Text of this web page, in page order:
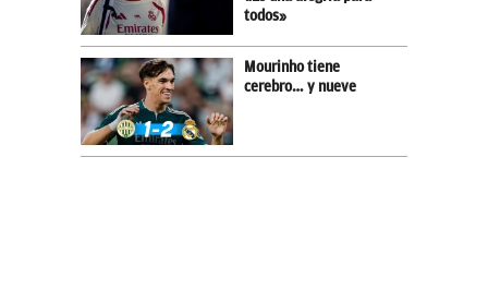
todos»
Mourinho tiene
cerebro… y nueve